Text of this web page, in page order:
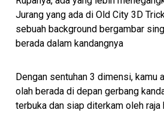
Jurang yang ada di Old City 3D
sebuah background bergambar
berada dalam kandangnya
Dengan sentuhan 3 dimensi, kamu
olah berada di depan gerbang
terbuka dan siap diterkam oleh raja